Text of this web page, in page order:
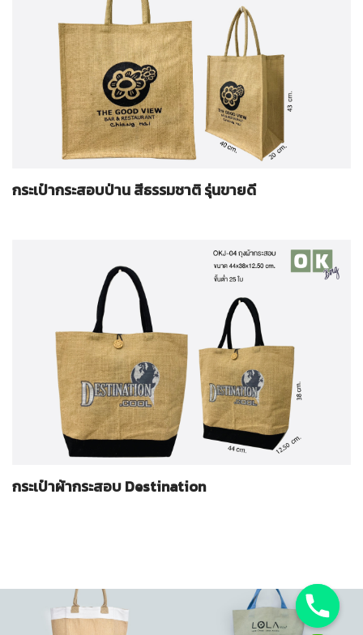
กระเป๋ากระสอบป่าน สีธรรมชาติ รุ่นขายดี
กระเป๋าผ้ากระสอบ Destination